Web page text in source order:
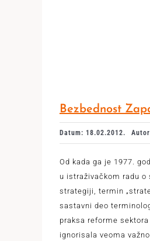
Bezbednost
Datum: 18.02.2012.
Od kada ga je 1977.
u istraživačkom radu
strategiji, termin
sastavni deo
praksa reforme
ignorisala veoma